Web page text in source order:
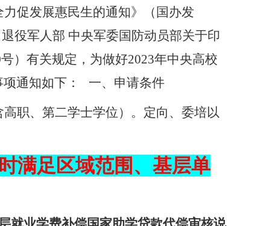
促发展惠民生的通知》（国办发
役军人部 中央军委国防动员部关于印
号）有关规定，为做好2023年中央高校
通知如下：
一、申请条件
职、第二学士学位）。定向、委培以
满足区域范围、基层单